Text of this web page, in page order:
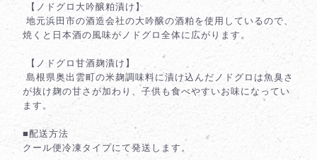
【ノドグロ大吟醸粕漬け】
地元浜田市の酒造会社の大吟醸の酒粕を使用しているので、
焼くと日本酒の風味がノドグロ全体に広がります。
【ノドグロ甘酒麹漬け】
島根県奥出雲町の米麹調味料に漬け込んだノドグロは魚臭さ
が抜け麹の甘さが加わり、子供も食べやすいお味になってい
ます。
■配送方法
クール便冷凍タイプにて発送します。